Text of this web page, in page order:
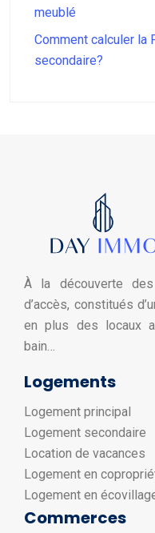
meublé
Comment calculer la
secondaire?
À la découverte
d’accès, constitués
en plus des locaux
bain…
Logements
Logement principal
Logement secondaire
Location de vacances
Logement en
Logement en
Commerces